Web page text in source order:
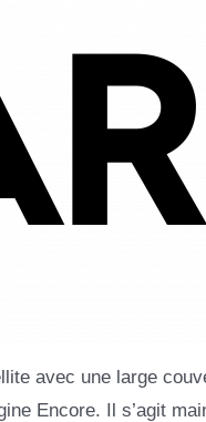
avec une large
Encore. Il s’agit